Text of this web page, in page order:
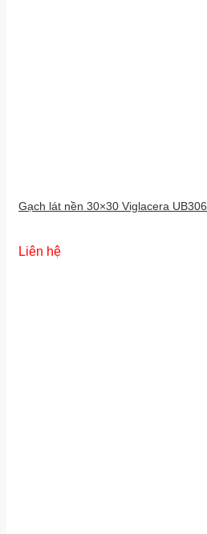
Gạch lát nền 30×30 Viglacera UB306
Liên hệ